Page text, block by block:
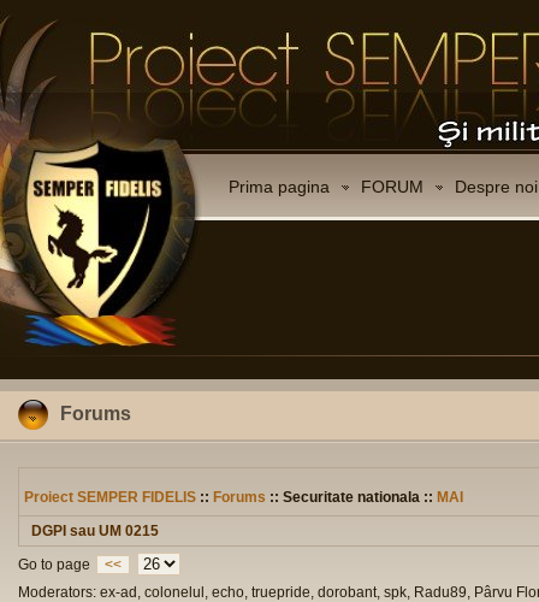
Prima pagina FORUM Despre noi
Forums
Proiect SEMPER FIDELIS :: Forums :: Securitate nationala :: MAI
DGPI sau UM 0215
Go to page
<<
Moderators: ex-ad, colonelul, echo, truepride, dorobant, spk, Radu89, Pârvu